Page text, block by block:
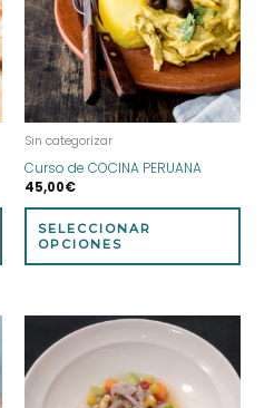
variantes.
Las
opciones
se
pueden
elegir
página
producto
Sin categorizar
Curso de COCINA PERUANA
45,00€
SELECCIONAR
OPCIONES
Las
se
producto
tiene
múltiples